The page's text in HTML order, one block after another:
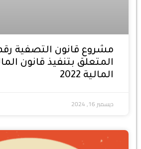
المتعلق بتنفيذ قانون
المالية 2022
ديسمبر 16, 2024